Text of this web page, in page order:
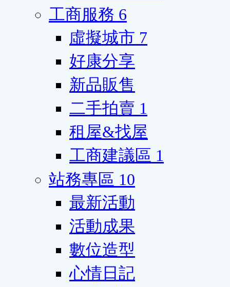
工商服務 6
虛擬城市 7
好康分享
新品販售
二手拍賣 1
租屋&找屋
工商建議區 1
站務專區 10
最新活動
活動成果
數位造型
心情日記